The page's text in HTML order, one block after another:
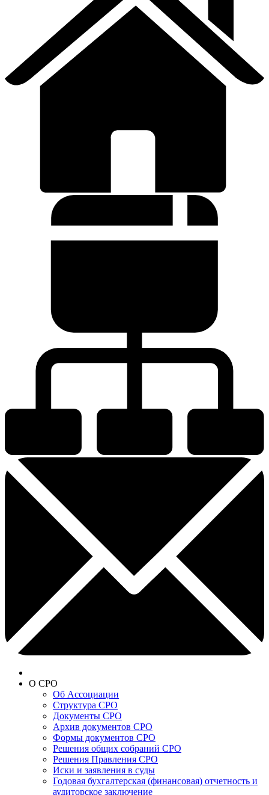
О СРО
Об Ассоциации
Структура СРО
Документы СРО
Архив документов СРО
Формы документов СРО
Решения общих собраний СРО
Решения Правления СРО
Иски и заявления в суды
Годовая бухгалтерская (финансовая) отчетность и
аудиторское заключение